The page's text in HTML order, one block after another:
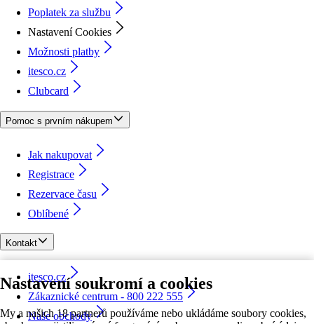
Nastavení soukromí a cookies
My a našich 18 partnerů používáme nebo ukládáme soubory cookies,
Poplatek za službu
Nastavení Cookies
Možnosti platby
itesco.cz
Clubcard
Pomoc s prvním nákupem
Jak nakupovat
Registrace
Rezervace času
Oblíbené
Kontakt
itesco.cz
Zákaznické centrum - 800 222 555
Naše obchody